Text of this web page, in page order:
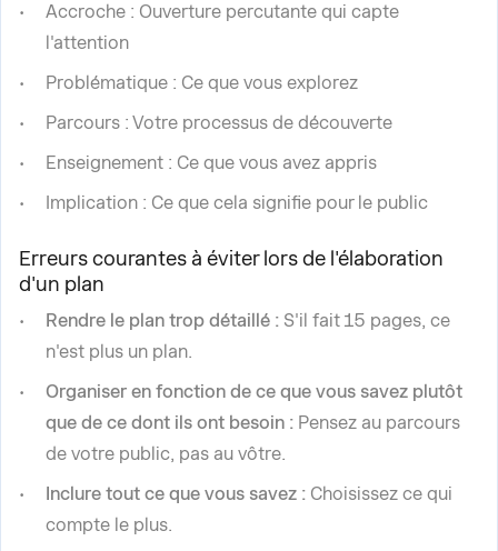
Accroche : Ouverture percutante qui capte
l'attention
Problématique : Ce que vous explorez
Parcours : Votre processus de découverte
Enseignement : Ce que vous avez appris
Implication : Ce que cela signifie pour le public
Erreurs courantes à éviter lors de l'élaboration
d'un plan
Rendre le plan trop détaillé : S'il fait 15 pages, ce
n'est plus un plan.
Organiser en fonction de ce que vous savez plutôt
que de ce dont ils ont besoin : Pensez au parcours
de votre public, pas au vôtre.
Inclure tout ce que vous savez : Choisissez ce qui
compte le plus.